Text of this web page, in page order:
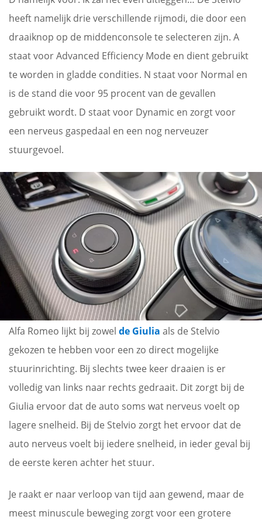
heeft namelijk drie verschillende rijmodi, die door een
draaiknop op de middenconsole te selecteren zijn. A
staat voor Advanced Efficiency Mode en dient gebruikt
te worden in gladde condities. N staat voor Normal en
is de stand die voor 95 procent van de gevallen
gebruikt wordt. D staat voor Dynamic en zorgt voor
een nerveus gaspedaal en een nog nerveuzer
stuurgevoel.
Alfa Romeo lijkt bij zowel de Giulia als de Stelvio
gekozen te hebben voor een zo direct mogelijke
stuurinrichting. Bij slechts twee keer draaien is er
volledig van links naar rechts gedraait. Dit zorgt bij de
Giulia ervoor dat de auto soms wat nerveus voelt op
lagere snelheid. Bij de Stelvio zorgt het ervoor dat de
auto nerveus voelt bij iedere snelheid, in ieder geval bij
de eerste keren achter het stuur.
Je raakt er naar verloop van tijd aan gewend, maar de
meest minuscule beweging zorgt voor een grotere